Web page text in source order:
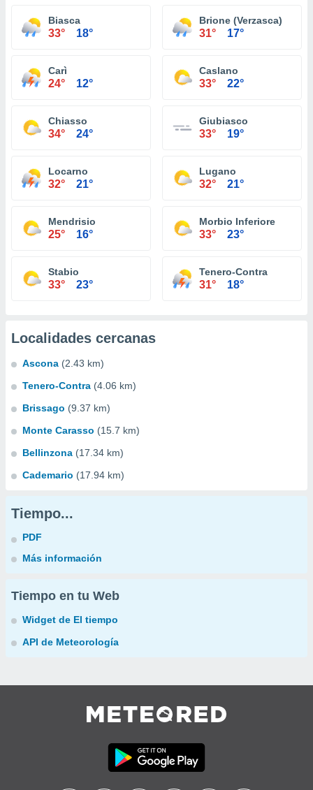
Biasca
33° 18°
Brione (Verzasca)
31° 17°
Carì
24° 12°
Caslano
33° 22°
Chiasso
34° 24°
Giubiasco
33° 19°
Locarno
32° 21°
Lugano
32° 21°
Mendrisio
25° 16°
Morbio Inferiore
33° 23°
Stabio
33° 23°
Tenero-Contra
31° 18°
Localidades cercanas
Ascona (2.43 km)
Tenero-Contra (4.06 km)
Brissago (9.37 km)
Monte Carasso (15.7 km)
Bellinzona (17.34 km)
Cademario (17.94 km)
Tiempo...
PDF
Más información
Tiempo en tu Web
Widget de El tiempo
API de Meteorología